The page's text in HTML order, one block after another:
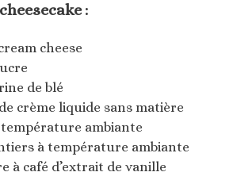
:
cheese
de blé
crème liquide sans matière
température ambiante
à température ambiante
à café d’extrait de vanille